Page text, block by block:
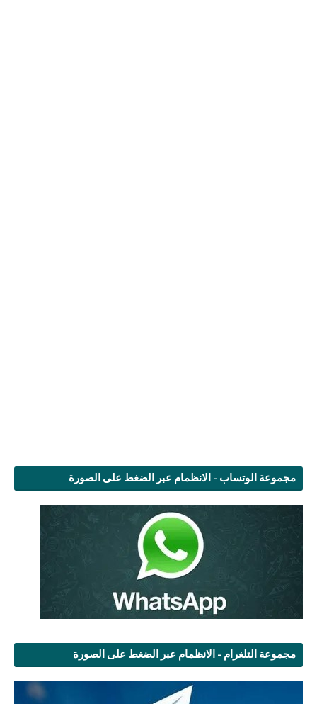
مجموعة الوتساب - الانظمام عبر الضغط على الصورة
مجموعة التلغرام - الانظمام عبر الضغط على الصورة